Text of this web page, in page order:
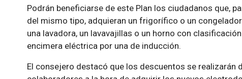
Podrán beneficiarse de este Plan los ciudadanos que,
del mismo tipo, adquieran un frigorífico o un
una lavadora, un lavavajillas o un horno con
encimera eléctrica por una de inducción.
El consejero destacó que los descuentos se